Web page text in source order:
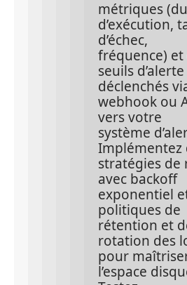
métriques
d’exécution,
d’échec,
fréquence) et
seuils d’alerte
déclenchés
webhook ou
vers votre
système
Implémentez
stratégies de
avec backoff
exponentiel
politiques de
rétention et
rotation des
pour
l’espace